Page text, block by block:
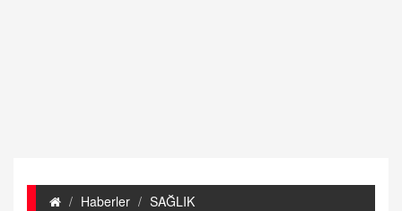
Haberler SAĞLIK